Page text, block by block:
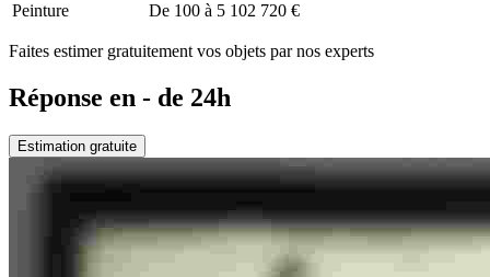
Peinture De 100 à 5 102 720 €
Faites estimer gratuitement vos objets par nos experts
Réponse en - de 24h
Estimation gratuite